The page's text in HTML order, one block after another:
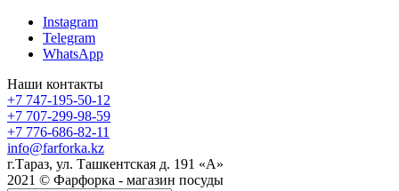
Instagram
Telegram
WhatsApp
Наши контакты
+7 747-195-50-12
+7 707-299-98-59
+7 776-686-82-11
info@farforka.kz
г.Тараз, ул. Ташкентская д. 191 «А»
2021 © Фарфорка - магазин посуды